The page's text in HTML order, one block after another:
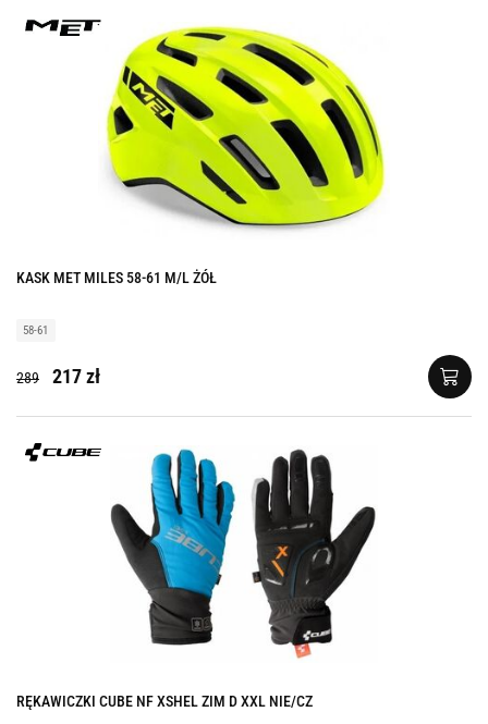
KASK MET MILES 58-61 M/L ŻÓŁ
58-61
289 217 zł
RĘKAWICZKI CUBE NF XSHEL ZIM D XXL NIE/CZ